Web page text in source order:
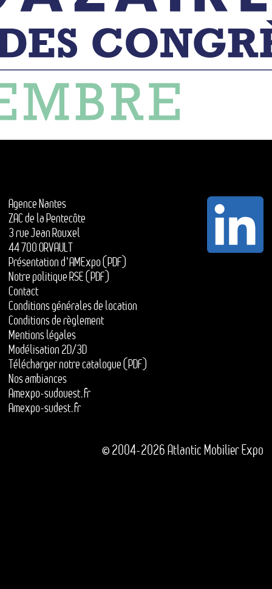
Agence Nantes
ZAC de la Pentecôte
3 rue Jean Rouxel
44 700 ORVAULT
Présentation d'AMExpo (PDF)
Notre politique RSE (PDF)
Contact
Conditions générales de location
Conditions de règlement
Mentions légales
Modélisation 2D/3D
Télécharger notre catalogue (PDF)
Nos ambiances
Amexpo-sudouest.fr
Amexpo-sudest.fr
© 2004-2026 Atlantic Mobilier Expo